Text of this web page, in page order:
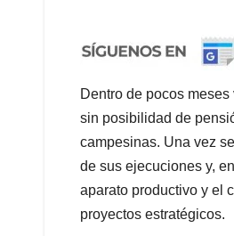
Dentro de pocos
sin posibilidad de
campesinas. Una vez
de sus ejecuciones y,
aparato productivo y el
proyectos estratégicos.